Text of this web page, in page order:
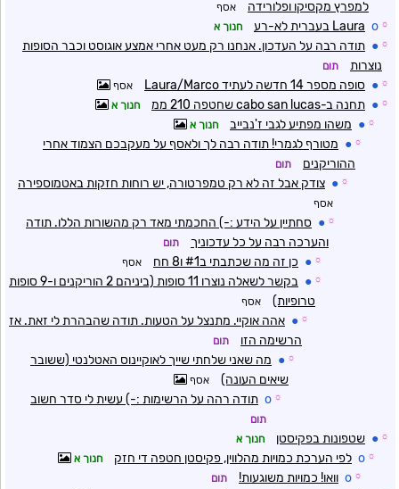
למפרץ מקסיקו ופלורידה
אסף
☼
o Laura בעברית לא-רע חנוך א
☼
● תודה רבה על העדכון. אנחנו רק מעט אחרי אמצע אוגוסט וכבר הסופות
נוצרות
תום
☼
● סופה מספר 14 חדשה לעתיד Laura/Marco אסף
☼
● תחנה ב-cabo san lucas שחטפה 210 ממ חנוך א
☼
● משהו מפתיע לגבי ז'נבייב חנוך א
☼
● מטורף לגמרי! תודה רבה לך ולאסף על מעקבכם הצמוד אחרי
ההוריקנים
תום
☼
● צודק אבל זה לא רק טמפרטורה, יש רוחות חזקות באטמוספירה
אסף
☼
● סחתיין על הידע :-) החכמתי מאד רק מהשורות הללו. תודה
והערכה רבה על כל עדכוניך
תום
☼
● כן זה מה שכתבתי ב#1 ו8 חח אסף
☼
●
בקשר לשאלה נוצרו 11 סופות (ביניהם 2 הוריקנים ו-9 סופות
טרופיות)
אסף
☼
● אהה אוקיי. מתנצל על הטעות. תודה שהבהרת לי זאת. אז
הרשימה הזו
תום
☼
● מה שאני שלחתי שייך לאוקיינוס האטלנטי (ששובר
שיאים העונה)
אסף
☼
o תודה רהה על הרשימות :-) עשית לי סדר חשוב
תום
☼
● שטפונות בפקיסטן חנוך א
☼
o לפי הערכת כמויות מהלווין, פקיסטן חטפה די חזק חנוך א
☼
o וואו! כמויות משוגעות! תום